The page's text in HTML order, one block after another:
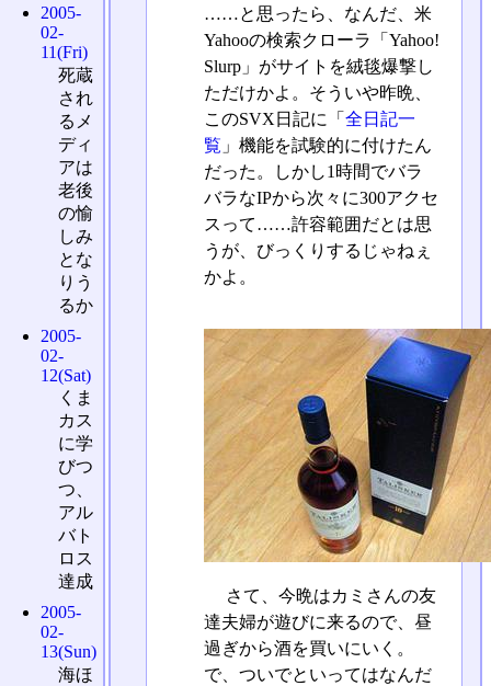
……と思ったら、なんだ、米
Yahooの検索クローラ「Yahoo!
Slurp」がサイトを絨毯爆撃し
ただけかよ。そういや昨晩、
このSVX日記に「 全日記一
覧 」機能を試験的に付けたん
だった。しかし1時間でバラ
バラなIPから次々に300アクセ
スって……許容範囲だとは思
うが、びっくりするじゃねぇ
かよ。
さて、今晩はカミさんの友
達夫婦が遊びに来るので、昼
過ぎから酒を買いにいく。
で、ついでといってはなんだ
2005-
02-
11(Fri)
死蔵
され
るメ
ディ
アは
老後
の愉
しみ
とな
りう
るか
2005-
02-
12(Sat)
くま
カス
に学
びつ
つ、
アル
バト
ロス
達成
2005-
02-
13(Sun)
海ほ